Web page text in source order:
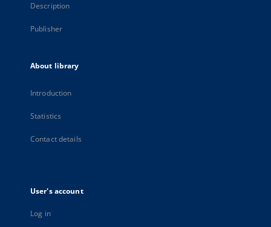
Description
Publisher
About library
Introduction
Statistics
Contact details
User's account
Log in